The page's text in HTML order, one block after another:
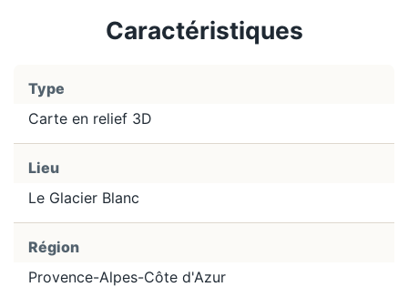
Caractéristiques
Type
Carte en relief 3D
Lieu
Le Glacier Blanc
Région
Provence-Alpes-Côte d'Azur